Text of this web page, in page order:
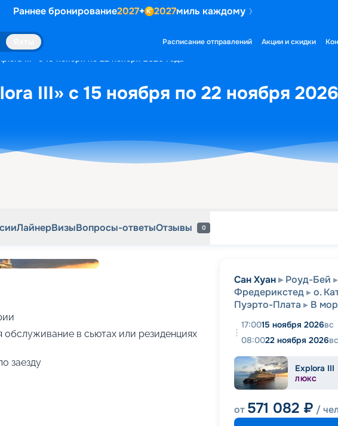
Раннее бронирование2027+ 2027миль каждому
Расписание отправлений Акции и скидки
III» с 15 ноября по 22 ноября 2026 года
III» с 15 ноября по 22 ноября
ЛайнерВизыВопросы-ответыОтзывы 0
в сьютах или резиденциях
заезду
Сан Хуан Роуд-Бей
Фредерикстед
о.
Пуэрто-Плата
В
17:0015 ноября 2026вс
08:0022 ноября 2026вс
Explora III
ЛЮКС
от 571 082 ₽ /